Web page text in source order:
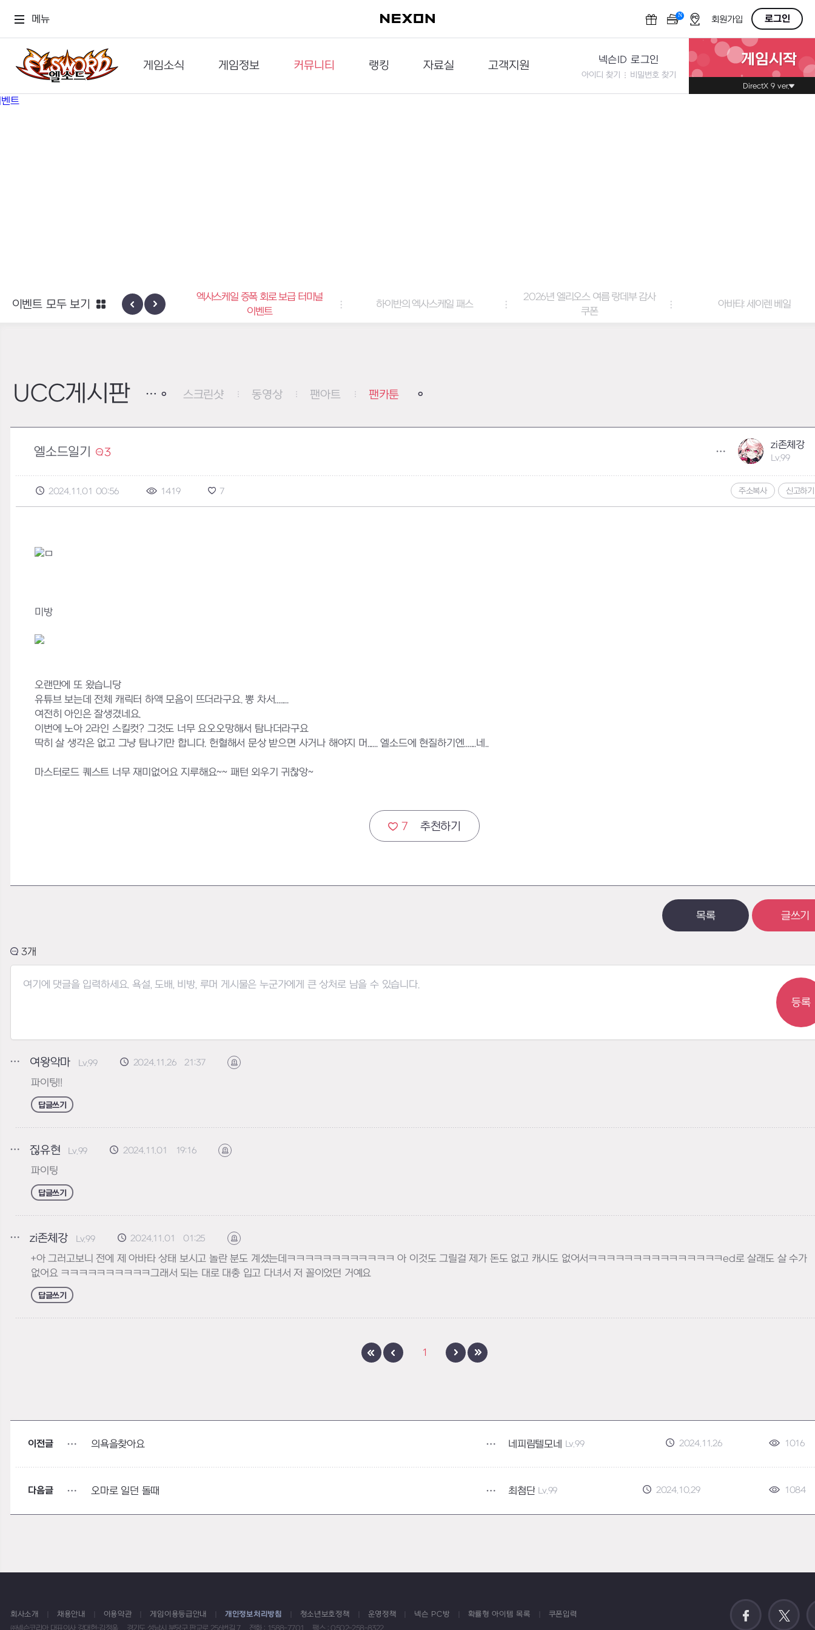
메뉴 N OFF회원가입 로그인
게임소식
공지사항
게임정보
세계관
커뮤니티
이슈게시판
랭킹
던전랭킹
자료실
다운로드
고객지원
문의하기
넥슨ID 로그인
아이디 찾기 비밀번호 찾기
게임시작
DirectX 9 ver.
신규 지역 네블론
엑사스케일 증폭 회로 보급 터미널
이벤트
하이반의 엑사스케일 패스
2026년 엘리오스 여름 랑데부 감사
쿠폰
아바타: 세이렌 베일
이벤트 모두 보기
UCC게시판 스크린샷 동영상 팬아트 팬카툰
엘소드일기 3
zi존체강
Lv.99
2024.11.01 00:56 1419 7 주소복사 신고하기
ㅁ
미방
오랜만에 또 왔습니당
유튜브 보는데 전체 캐릭터 하액 모음이 뜨더라구요. 뽕 차서........
여전히 아인은 잘생겼네요.
이번에 노아 2라인 스킬컷? 그것도 너무 요오오망해서 탐나더라구요
딱히 살 생각은 없고 그냥 탐나기만 합니다. 헌혈해서 문상 받으면 사거나 해야지 머...... 엘소드에 현질하기엔.......네..
마스터로드 퀘스트 너무 재미없어요 지루해요~~ 패턴 외우기 귀찮앙~
7 추천하기
목록 글쓰기
3
등록
여왕악마 Lv.99 2024.11.26 21:37 신고하기
파이팅!!
답글쓰기
짆유현 Lv.99 2024.11.01 19:16 신고하기
파이팅
답글쓰기
zi존체강 Lv.99 2024.11.01 01:25 신고하기
+아 그러고보니 전에 제 아바타 상태 보시고 놀란 분도 계셨는데ㅋㅋㅋㅋㅋㅋㅋㅋㅋㅋㅋㅋ 아 이것도 그릴걸 제가 돈도 없고 캐시도 없어서ㅋㅋㅋㅋㅋㅋㅋㅋㅋㅋㅋㅋㅋㅋㅋed로 살래도 살 수가
없어요 ㅋㅋㅋㅋㅋㅋㅋㅋㅋㅋ그래서 되는 대로 대충 입고 다녀서 저 꼴이었던 거예요
답글쓰기
1
이전글 의욕을찾아요 네피림텔모네 Lv.99 2024.11.26 1016
다음글 오마로 일던 돌때 최첨단 Lv.99 2024.10.29 1084
회사소개 채용안내 이용약관 게임이용등급안내 개인정보처리방침 청소년보호정책 운영정책 넥슨 PC방 확률형 아이템 목록
쿠폰입력
㈜넥슨코리아 대표이사 강대현·김정욱
경기도 성남시 분당구 판교로 256번길 7 전화 : 1588-7701 팩스 : 0502-258-8322